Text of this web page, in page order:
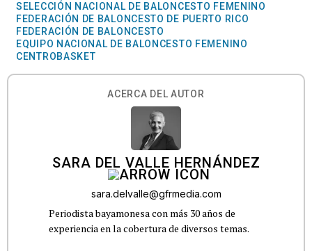
SELECCIÓN NACIONAL DE BALONCESTO FEMENINO
FEDERACIÓN DE BALONCESTO DE PUERTO RICO
FEDERACIÓN DE BALONCESTO
EQUIPO NACIONAL DE BALONCESTO FEMENINO
CENTROBASKET
ACERCA DEL AUTOR
SARA DEL VALLE HERNÁNDEZ
sara.delvalle@gfrmedia.com
Periodista bayamonesa con más 30 años de
experiencia en la cobertura de diversos temas.